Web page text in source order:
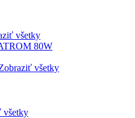
všetky
všetky
všetky